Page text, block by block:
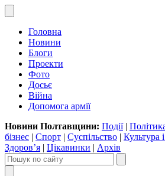
Головна
Новини
Блоги
Проекти
Фото
Досьє
Війна
Допомога армії
Новини Полтавщини: Події|
бізнес | Спорт | Суспільство | Культура
Здоров’я | Цікавинки | Архів